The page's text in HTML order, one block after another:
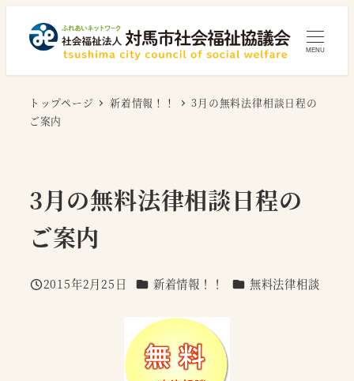
MENU
トップページ 新着情報！！
3月の無料法律相談日程の
ご案内
3月の無料法律相談日程の
ご案内
投稿日
2015年2月25日 カテゴリー
新着情報！！ カテゴリー
無料法律相談